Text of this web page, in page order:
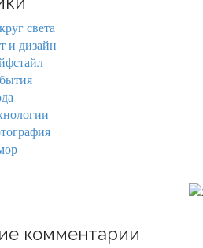
света
и дизайн
комментарии